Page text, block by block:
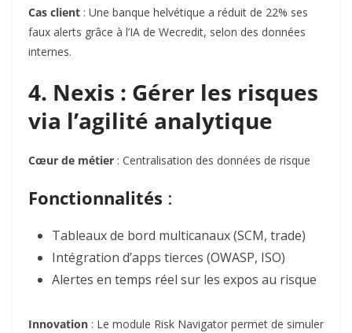
Cas client : Une banque helvétique a réduit de 22% ses
faux alerts grâce à l’IA de Wecredit, selon des données
internes.
4. Nexis : Gérer les risques
via l’agilité analytique
Cœur de métier : Centralisation des données de risque
Fonctionnalités :
Tableaux de bord multicanaux(SCM, trade)
Intégration d’apps tierces (OWASP, ISO)
Alertes en temps réel sur les expos au risque
Innovation : Le module Risk Navigator permet de simuler